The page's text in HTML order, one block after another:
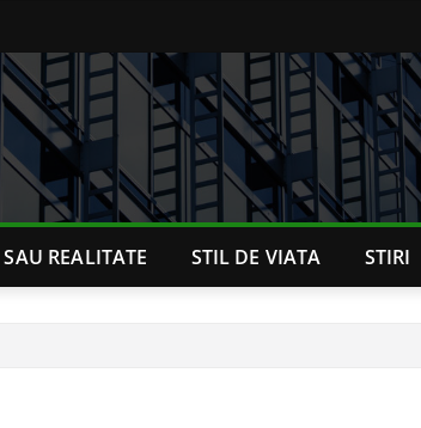
REALITATE STIL DE VIATA STIRI